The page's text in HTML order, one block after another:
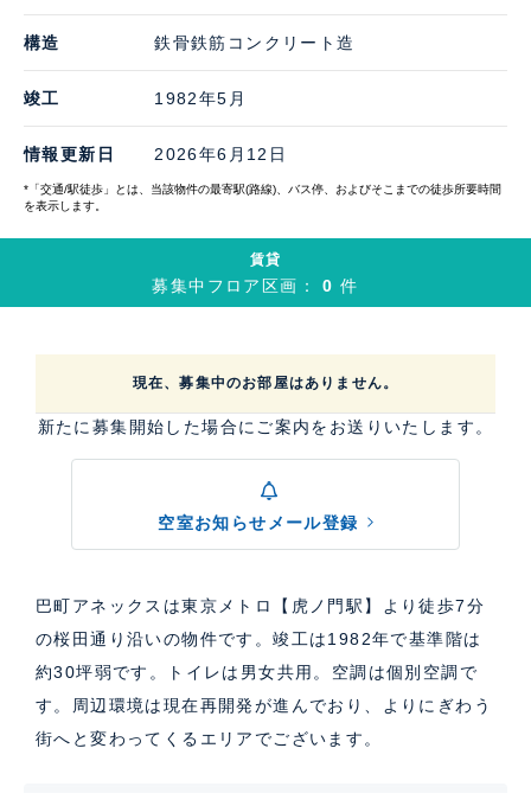
構造 鉄骨鉄筋コンクリート造
竣工 1982年5月
情報更新日 2026年6月12日
*「交通/駅徒歩」とは、当該物件の最寄駅(路線)、バス停、およびそこまでの徒歩所要時間
を表示します。
賃貸
募集中フロア区画：0件
現在、募集中のお部屋はありません。
新たに募集開始した場合にご案内をお送りいたします。
空室お知らせメール登録
巴町アネックスは東京メトロ【虎ノ門駅】より徒歩7分
の桜田通り沿いの物件です。竣工は1982年で基準階は
約30坪弱です。トイレは男女共用。空調は個別空調で
す。周辺環境は現在再開発が進んでおり、よりにぎわう
街へと変わってくるエリアでございます。